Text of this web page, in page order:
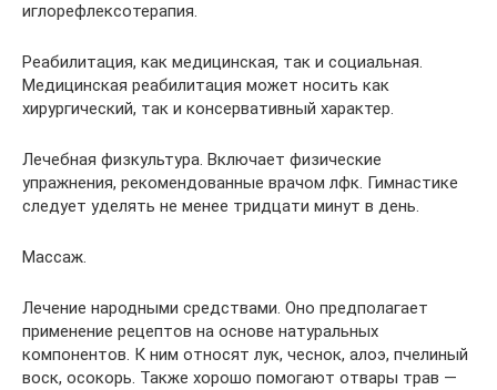
иглорефлексотерапия.
Реабилитация, как медицинская, так и социальная.
Медицинская реабилитация может носить как
хирургический, так и консервативный характер.
Лечебная физкультура. Включает физические
упражнения, рекомендованные врачом лфк. Гимнастике
следует уделять не менее тридцати минут в день.
Массаж.
Лечение народными средствами. Оно предполагает
применение рецептов на основе натуральных
компонентов. К ним относят лук, чеснок, алоэ, пчелиный
воск, осокорь. Также хорошо помогают отвары трав —